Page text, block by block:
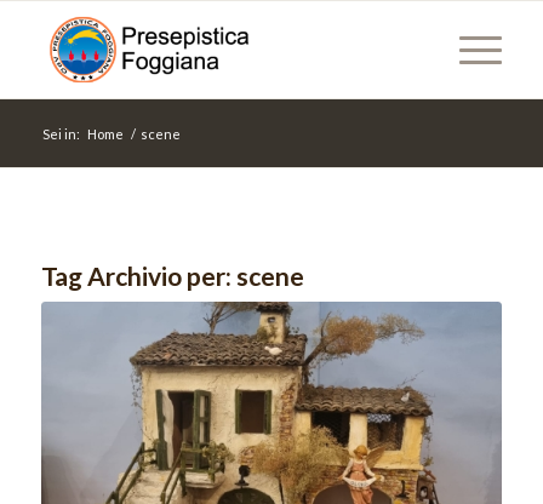
Sei in: Home / scene
Tag Archivio per: scene